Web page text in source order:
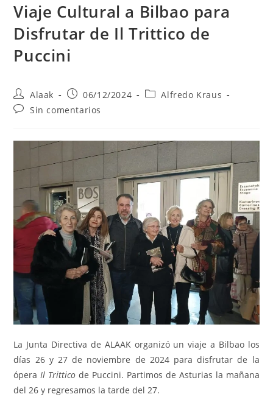
Viaje Cultural a Bilbao para
Disfrutar de Il Trittico de
Puccini
Alaak 06/12/2024
Alfredo Kraus
Sin comentarios
La Junta Directiva de ALAAK organizó un viaje a Bilbao los
días 26 y 27 de noviembre de 2024 para disfrutar de la
óperaIl Trittico de Puccini. Partimos de Asturias la mañana
del 26 y regresamos la tarde del 27.